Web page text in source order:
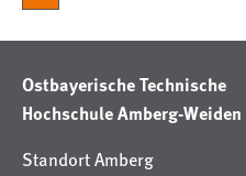
Ostbayerische Technische
Hochschule Amberg-Weiden
Standort Amberg